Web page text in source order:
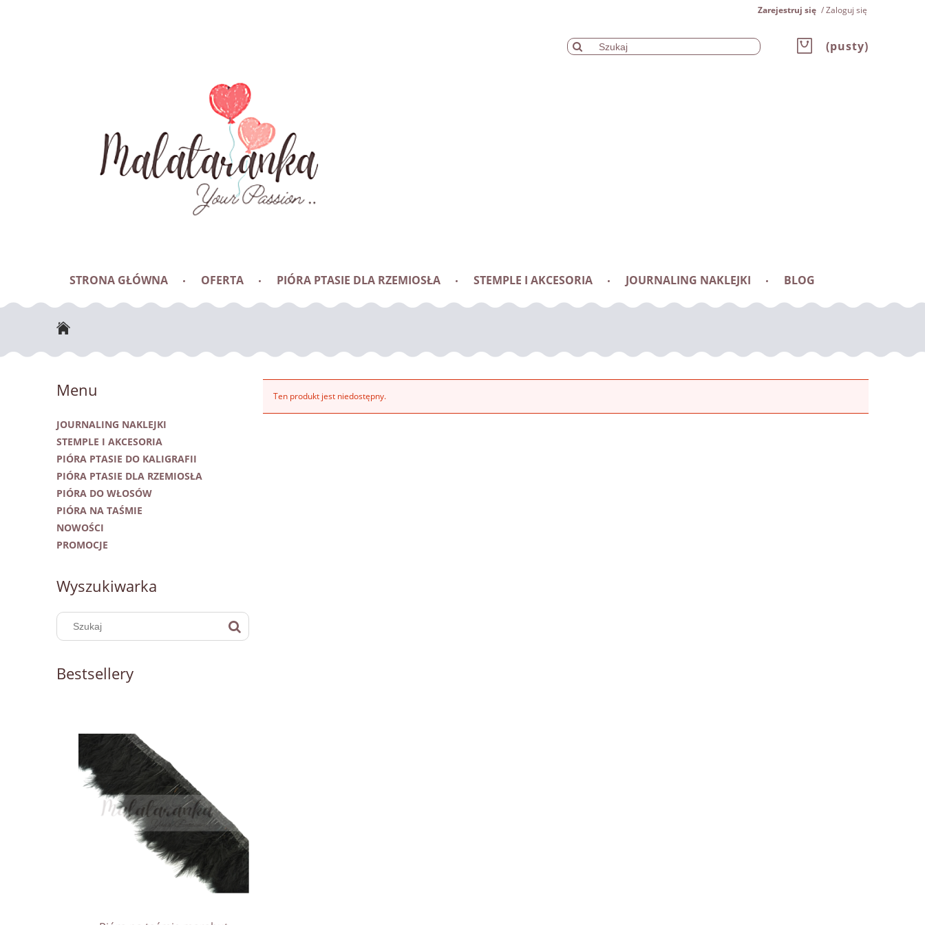
Zarejestruj się Zaloguj się
(pusty)
STRONA GŁÓWNA OFERTA PIÓRA PTASIE DLA RZEMIOSŁA STEMPLE I AKCESORIA JOURNALING NAKLEJKI
BLOG
NOWOŚCI
Menu
JOURNALING NAKLEJKI
STEMPLE I AKCESORIA
PIÓRA PTASIE DO KALIGRAFII
PIÓRA PTASIE DLA RZEMIOSŁA
PIÓRA DO WŁOSÓW
PIÓRA NA TAŚMIE
NOWOŚCI
PROMOCJE
Wyszukiwarka
Bestsellery
Ten produkt jest niedostępny.